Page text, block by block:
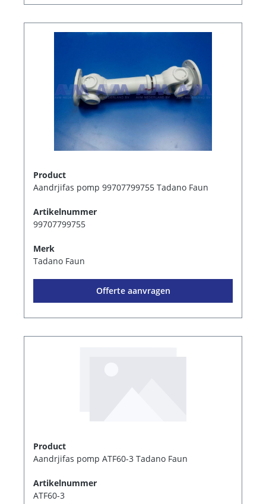
Product
Aandrjifas pomp 99707799755 Tadano Faun
Artikelnummer
99707799755
Merk
Tadano Faun
Offerte aanvragen
Product
Aandrjifas pomp ATF60-3 Tadano Faun
Artikelnummer
ATF60-3